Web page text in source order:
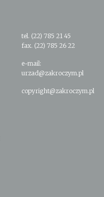
tel. (22) 785 21 45
fax. (22) 785 26 22
e-mail:
urzad@zakroczym.pl
copyright@zakroczym.pl